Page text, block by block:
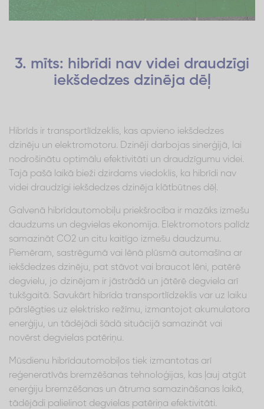
3. mīts: hibrīdi nav videi draudzīgi
iekšdedzes dzinēja dēļ
Hibrīds ir transportlīdzeklis, kas apvieno iekšdedzes
dzinēju un elektromotoru. Dzinēji darbojas sinerģijā, lai
nodrošinātu optimālu efektivitāti un draudzīgumu videi.
Tajā pašā laikā bieži dzirdams viedoklis, ka hibrīdi nav
videi draudzīgi iekšdedzes dzinēja klātbūtnes dēļ.
Galvenā hibrīdautomobiļu priekšrocība ir mazāks izmešu
daudzums un degvielas ekonomija. Elektromotors palīdz
samazināt CO2 un citu kaitīgo izmešu daudzumu.
Piemēram, sastrēgumā vai lēnā plūsmā automašīna ar
iekšdedzes dzinēju, pat stāvot vai braucot lēni, patērē
degvielu, jo dzinējam ir jāstrādā un jātērē degviela arī
tukšgaitā. Savukārt hibrīda transportlīdzeklis var uz laiku
pārslēgties uz elektrisko režīmu, izmantojot akumulatora
enerģiju, un tādējādi šādā situācijā samazināt vai
novērst degvielas patēriņu.
Mūsdienu hibrīdautomobiļos tiek izmantotas arī
reģeneratīvās bremzēšanas tehnoloģijas, kas ļauj atgūt
enerģiju bremzēšanas un ātruma samazināšanas laikā,
tādējādi palielinot degvielas patēriņa efektivitāti.